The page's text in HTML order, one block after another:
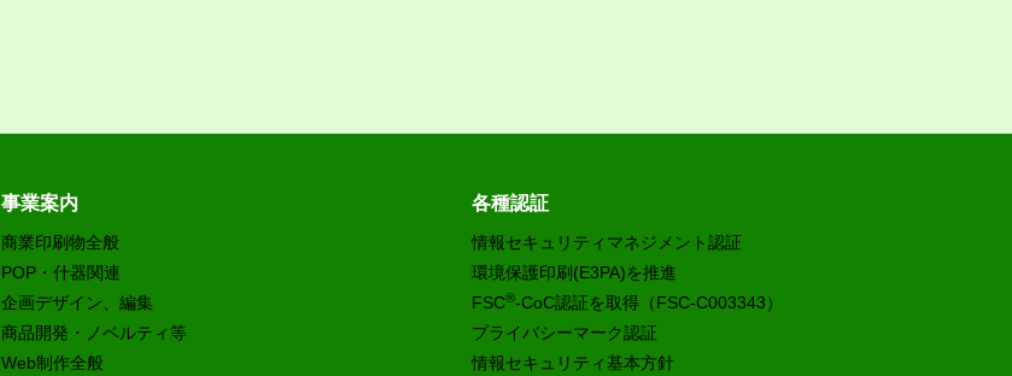
事業案内
商業印刷物全般
POP・什器関連
企画デザイン、編集
商品開発・ノベルティ等
Web制作全般
各種認証
情報セキュリティマネジメント認証
環境保護印刷(E3PA)を推進
FSC®-CoC認証を取得（FSC-C003343）
プライバシーマーク認証
情報セキュリティ基本方針